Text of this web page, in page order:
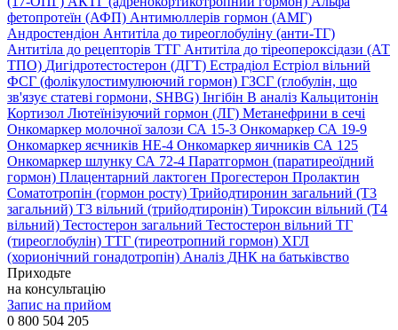
фетопротеїн (АФП) Антимюллерів гормон (АМГ)
Андростендіон Антитіла до тиреоглобуліну (анти-ТГ)
Антитіла до рецепторів ТТГ Антитіла до тіреопероксідази (АТ
ТПО) Дигідротестостерон (ДГТ) Естрадіол Естріол вільний
ФСГ (фолікулостимулюючий гормон) ГЗСГ (глобулін, що
зв'язує статеві гормони, SHBG) Інгібін B аналіз Кальцитонін
Кортизол Лютеїнізуючий гормон (ЛГ) Метанефрини в сечі
Онкомаркер молочної залози СА 15-3 Онкомаркер СА 19-9
Онкомаркер яєчників НЕ-4 Онкомаркер яичників СА 125
Онкомаркер шлунку СА 72-4 Паратгормон (паратиреоїдний
гормон) Плацентарний лактоген Прогестерон Пролактин
Соматотропін (гормон росту) Трийодтиронин загальний (Т3
загальний) Т3 вільний (трийодтиронін) Тироксин вільний (Т4
вільний) Тестостерон загальний Тестостерон вільний ТГ
(тиреоглобулін) ТТГ (тиреотропний гормон) ХГЛ
(хорионічний гонадотропін) Аналіз ДНК на батьківство
Приходьте
на консультацію
Запис на прийом
0 800 504 205